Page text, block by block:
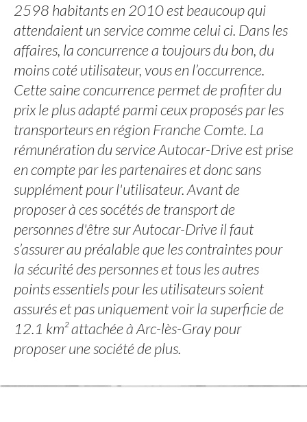
2598 habitants en 2010 est beaucoup qui
attendaient un service comme celui ci. Dans les
affaires, la concurrence a toujours du bon, du
moins coté utilisateur, vous en l’occurrence.
Cette saine concurrence permet de profiter du
prix le plus adapté parmi ceux proposés par les
transporteurs en région Franche Comte. La
rémunération du service Autocar-Drive est prise
en compte par les partenaires et donc sans
supplément pour l'utilisateur. Avant de
proposer à ces socétés de transport de
personnes d'être sur Autocar-Drive il faut
s’assurer au préalable que les contraintes pour
la sécurité des personnes et tous les autres
points essentiels pour les utilisateurs soient
assurés et pas uniquement voir la superficie de
12.1 km² attachée à Arc-lès-Gray pour
proposer une société de plus.